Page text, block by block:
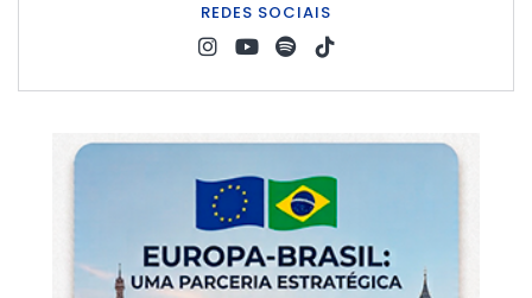
REDES SOCIAIS